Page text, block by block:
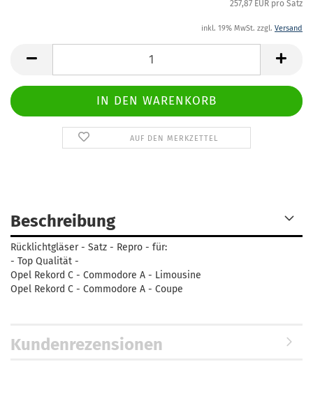
257,87 EUR pro Satz
inkl. 19% MwSt. zzgl. Versand
AUF DEN MERKZETTEL
Beschreibung
Rücklichtgläser - Satz - Repro - für:
- Top Qualität -
Opel Rekord C - Commodore A - Limousine
Opel Rekord C - Commodore A - Coupe
Kundenrezensionen